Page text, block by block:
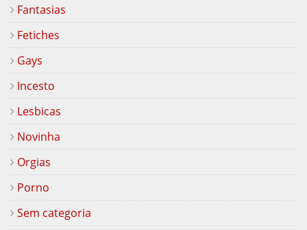
Fantasias
Fetiches
Gays
Incesto
Lesbicas
Novinha
Orgias
Porno
Sem categoria